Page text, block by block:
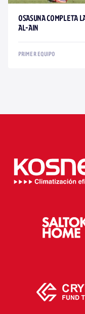
OSASUNA COMPLETA
AL-AIN
PRIMER EQUIPO